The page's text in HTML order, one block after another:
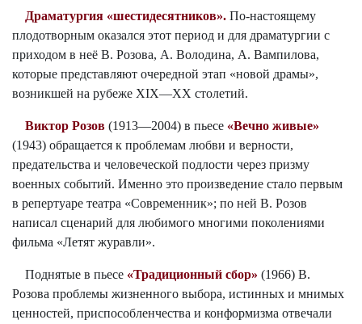
Драматургия «шестидесятников». По-настоящему
плодотворным оказался этот период и для драматургии с
приходом в неё В. Розова, А. Володина, А. Вампилова,
которые представляют очередной этап «новой драмы»,
возникшей на рубеже ХIХ—ХХ столетий.
Виктор Розов (1913—2004) в пьесе «Вечно живые»
(1943) обращается к проблемам любви и верности,
предательства и человеческой подлости через призму
военных событий. Именно это произведение стало первым
в репертуаре театра «Современник»; по ней В. Розов
написал сценарий для любимого многими поколениями
фильма «Летят журавли».
Поднятые в пьесе «Традиционный сбор» (1966) В.
Розова проблемы жизненного выбора, истинных и мнимых
ценностей, приспособленчества и конформизма отвечали